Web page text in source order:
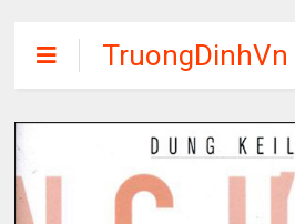
TruongDinhVn
Chia sẽ ebook,
các khóa học,
phần mềm học
tập miễn phí